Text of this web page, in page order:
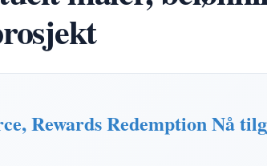
Rewards Redemption Nå